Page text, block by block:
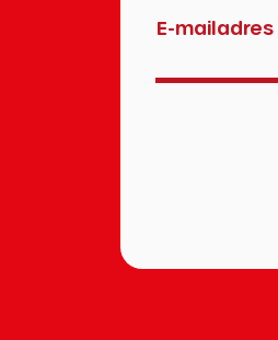
E-mailadres